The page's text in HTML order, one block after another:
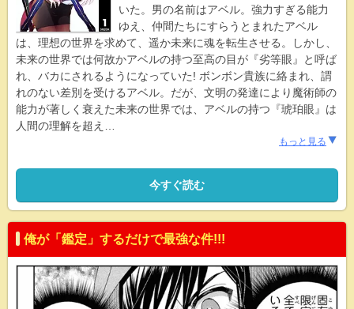
いた。男の名前はアベル。強力すぎる能力
ゆえ、仲間たちにすらうとまれたアベル
は、理想の世界を求めて、遥か未来に魂を転生させる。しかし、
未来の世界では何故かアベルの持つ至高の目が『劣等眼』と呼ば
れ、バカにされるようになっていた! ボンボン貴族に絡まれ、謂
れのない差別を受けるアベル。だが、文明の発達により魔術師の
能力が著しく衰えた未来の世界では、アベルの持つ『琥珀眼』は
人間の理解を超え
もっと見る
今すぐ読む
俺が「鑑定」するだけで最強な件!!!